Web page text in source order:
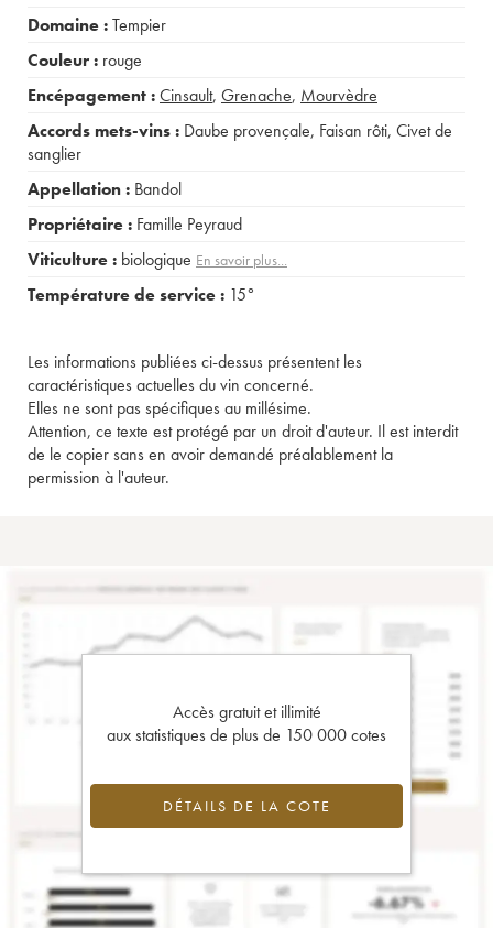
Domaine :Tempier
Couleur : rouge
Encépagement :Cinsault, Grenache, Mourvèdre
Accords mets-vins : Daube provençale, Faisan rôti, Civet de
sanglier
Appellation : Bandol
Propriétaire : Famille Peyraud
Viticulture : biologique En savoir plus...
Température de service : 15°
Les informations publiées ci-dessus présentent les
caractéristiques actuelles du vin concerné.
Elles ne sont pas spécifiques au millésime.
Attention, ce texte est protégé par un droit d'auteur. Il est interdit
de le copier sans en avoir demandé préalablement la
permission à l'auteur.
Accès gratuit et illimité
aux statistiques de plus de 150 000 cotes
DÉTAILS DE LA COTE